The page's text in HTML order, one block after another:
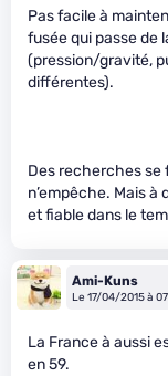
Pas facile à
fusée qui passe de
(pression/gravité,
différentes).
Des recherches se
n’empêche. Mais
et fiable dans le
Ami-Kuns
Le 17/04/2015 à
La France à aussi
en 59.